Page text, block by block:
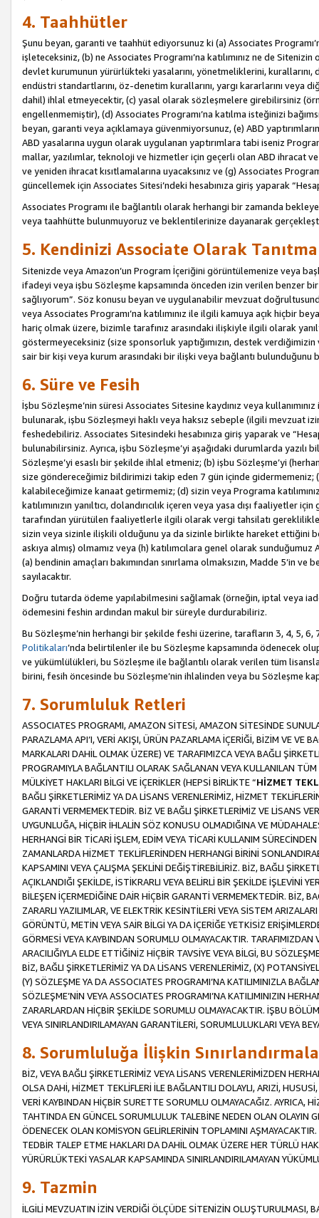
4. Taahhütler
Şunu beyan, garanti ve taahhüt ediyorsunuz ki (a) Associates
işleteceksiniz, (b) ne Associates Programı’na katılımınız ne de
devlet kurumunun yürürlükteki yasalarını, yönetmeliklerini,
endüstri standartlarını, öz-denetim kurallarını, yargı kararlarını
dahil) ihlal etmeyecektir, (c) yasal olarak sözleşmelere girebilirsiniz
engellenmemiştir), (d) Associates Programı’na katılma isteğinizi
beyan, garanti veya açıklamaya güvenmiyorsunuz, (e) ABD
ABD yasalarına uygun olarak uygulanan yaptırımlara tabi iseniz
mallar, yazılımlar, teknoloji ve hizmetler için geçerli olan ABD ihracat
ve yeniden ihracat kısıtlamalarına uyacaksınız ve (g) Associates
güncellemek için Associates Sitesi’ndeki hesabınıza giriş yaparak
Associates Programı ile bağlantılı olarak herhangi bir zamanda
veya taahhütte bulunmuyoruz ve beklentilerinize dayanarak
5. Kendinizi Associate Olarak
Sitenizde veya Amazon’un Program İçeriğini görüntülemenize veya
ifadeyi veya işbu Sözleşme kapsamında önceden izin verilen benzer
sağlıyorum”. Söz konusu beyan ve uygulanabilir mevzuat
veya Associates Programı’na katılımınız ile ilgili kamuya açık hiçbir
hariç olmak üzere, bizimle tarafınız arasındaki ilişkiyle ilgili olarak
göstermeyeceksiniz (size sponsorluk yaptığımızın, destek
sair bir kişi veya kurum arasındaki bir ilişki veya bağlantı bulunduğunu
6. Süre ve Fesih
İşbu Sözleşme’nin süresi Associates Sitesine kaydınız veya
bulunarak, işbu Sözleşmeyi haklı veya haksız sebeple (ilgili mevzuat
feshedebiliriz. Associates Sitesindeki hesabınıza giriş yaparak ve
bulunabilirsiniz. Ayrıca, işbu Sözleşme’yi aşağıdaki durumlarda yazılı
Sözleşme’yi esaslı bir şekilde ihlal etmeniz; (b) işbu Sözleşme’yi
size göndereceğimiz bildirimizi takip eden 7 gün içinde gidermemeniz;
kalabileceğimize kanaat getirmemiz; (d) sizin veya Programa
katılımınızın yanıltıcı, dolandırıcılık içeren veya yasa dışı
tarafından yürütülen faaliyetlerle ilgili olarak vergi tahsilatı
sizin veya sizinle ilişkili olduğunu ya da sizinle birlikte hareket ettiğini
askıya almış) olmamız veya (h) katılımcılara genel olarak
(a) bendinin amaçları bakımından sınırlama olmaksızın, Madde 5’in
sayılacaktır.
Doğru tutarda ödeme yapılabilmesini sağlamak (örneğin, iptal veya
ödemesini feshin ardından makul bir süreyle durdurabiliriz.
Bu Sözleşme’nin herhangi bir şekilde feshi üzerine, tarafların 3, 4, 5,
Politikaları’nda belirtilenler ile bu Sözleşme kapsamında ödenecek
ve yükümlülükleri, bu Sözleşme ile bağlantılı olarak verilen tüm
birini, fesih öncesinde bu Sözleşme’nin ihlalinden veya bu Sözleşme
7. Sorumluluk Retleri
ASSOCIATES PROGRAMI, AMAZON SİTESİ, AMAZON SİTESİNDE
PARAZLAMA API’I, VERİ AKIŞI, ÜRÜN PAZARLAMA İÇERİĞİ, BİZİM VE VE
MARKALARI DAHİL OLMAK ÜZERE) VE TARAFIMIZCA VEYA BAĞLI
PROGRAMIYLA BAĞLANTILI OLARAK SAĞLANAN VEYA KULLANILAN
MÜLKİYET HAKLARI BİLGİ VE İÇERİKLER (HEPSİ BİRLİKTE “HİZMET
BAĞLI ŞİRKETLERİMİZ YA DA LİSANS VERENLERİMİZ, HİZMET
GARANTİ VERMEMEKTEDİR. BİZ VE BAĞLI ŞİRKETLERİMİZ VE LİSANS
UYGUNLUĞA, HİÇBİR İHLALİN SÖZ KONUSU OLMADIĞINA VE
HERHANGİ BİR TİCARİ İŞLEM, EDİM VEYA TİCARİ KULLANIM
ZAMANLARDA HİZMET TEKLİFLERİNDEN HERHANGİ BİRİNİ
KAPSAMINI VEYA ÇALIŞMA ŞEKLİNİ DEĞİŞTİREBİLİRİZ. BİZ, BAĞLI
AÇIKLANDIĞI ŞEKİLDE, İSTİKRARLI VEYA BELİRLİ BİR ŞEKİLDE İŞLEVİNİ
BİLEŞEN İÇERMEDİĞİNE DAİR HİÇBİR GARANTİ VERMEMEKTEDİR. BİZ,
ZARARLI YAZILIMLAR, VE ELEKTRİK KESİNTİLERİ VEYA SİSTEM
GÖRÜNTÜ, METİN VEYA SAİR BİLGİ YA DA İÇERİĞE YETKİSİZ
GÖRMESİ VEYA KAYBINDAN SORUMLU OLMAYACAKTIR.
ARACILIĞIYLA ELDE ETTİĞİNİZ HİÇBİR TAVSİYE VEYA BİLGİ, BU
BİZ, BAĞLI ŞİRKETLERİMİZ YA DA LİSANS VERENLERİMİZ, (X)
(Y) SÖZLEŞME YA DA ASSOCIATES PROGRAMI’NA KATILIMINIZLA
SÖZLEŞME’NİN VEYA ASSOCIATES PROGRAMI’NA KATILIMINIZIN
ZARARLARDAN HİÇBİR ŞEKİLDE SORUMLU OLMAYACAKTIR. İŞBU
VEYA SINIRLANDIRILAMAYAN GARANTİLERİ, SORUMLULUKLARI VEYA
8. Sorumluluğa İlişkin
BİZ, VEYA BAĞLI ŞİRKETLERİMİZ VEYA LİSANS VERENLERİMİZDEN
OLSA DAHİ, HİZMET TEKLİFLERİ İLE BAĞLANTILI DOLAYLI, ARIZİ,
VERİ KAYBINDAN HİÇBİR SURETTE SORUMLU OLMAYACAĞIZ. AYRICA,
TAHTINDA EN GÜNCEL SORUMLULUK TALEBİNE NEDEN OLAN OLAYIN
ÖDENECEK OLAN KOMİSYON GELİRLERİNİN TOPLAMINI
TEDBİR TALEP ETME HAKLARI DA DAHİL OLMAK ÜZERE HER TÜRLÜ
YÜRÜRLÜKTEKİ YASALAR KAPSAMINDA SINIRLANDIRILAMAYAN
9. Tazmin
İLGİLİ MEVZUATIN İZİN VERDİĞİ ÖLÇÜDE SİTENİZİN OLUŞTURULMASI,